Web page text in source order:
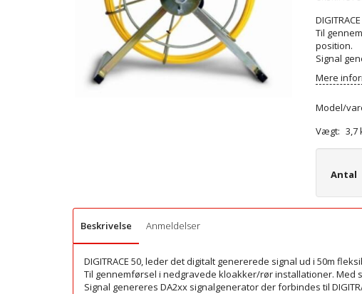
Til
position.
Signal
Mere
Model/
Vægt: 3,7
Antal
Beskrivelse Anmeldelser
DIGITRACE 50, leder det digitalt genererede signal ud i 50m
Til gennemførsel i nedgravede kloakker/rør installationer.
Signal genereres DA2xx signalgenerator der forbindes til